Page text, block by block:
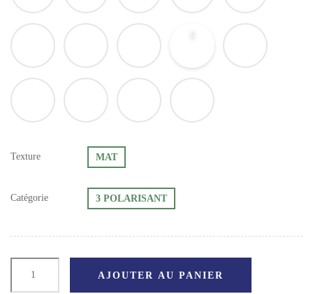
Texture MAT
Catégorie 3 POLARISANT
AJOUTER AU PANIER